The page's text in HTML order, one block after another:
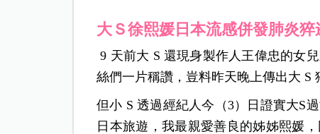
大Ｓ徐熙媛日本流感併發肺炎猝
9 天前大 S 還現身製作人王偉忠的女
絲們一片稱讚，豈料昨天晚上傳出大 S
但小 S 透過經紀人今（3）日證實大S
日本旅遊，我最親愛善良的姊姊熙媛